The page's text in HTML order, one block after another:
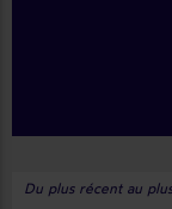
Du plus récent au